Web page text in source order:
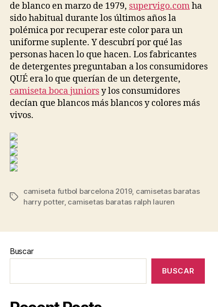
de blanco en marzo de 1979, supervigo.comha
sido habitual durante los últimos años la
polémica por recuperar este color para un
uniforme suplente. Y descubrí por qué las
personas hacen lo que hacen. Los fabricantes
de detergentes preguntaban a los consumidores
QUÉ era lo que querían de un detergente,
camiseta boca juniorsy los consumidores
decían que blancos más blancos y colores más
vivos.
Etiquetas
camiseta futbol barcelona 2019, camisetas baratas
harry potter, camisetas baratas ralph lauren
Buscar
BUSCAR